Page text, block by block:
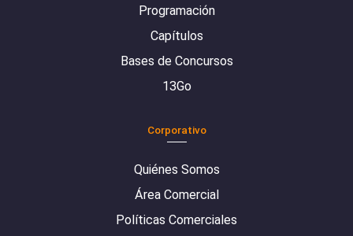
Programación
Capítulos
Bases de Concursos
13Go
Corporativo
Quiénes Somos
Área Comercial
Políticas Comerciales